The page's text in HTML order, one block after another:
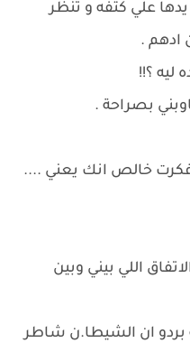
علي كتفه و تنظر
ادهم .
ليه ؟!!
بصراحة .
فكرت خالص انك يعني ....
اللي بيني وبين
بردو ان الشيطا.ن شاطر